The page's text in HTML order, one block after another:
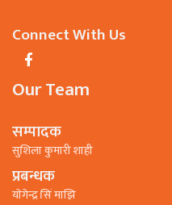
Connect With Us
Our Team
सम्पादक
सुशिला कुमारी शाही
प्रबन्धक
याेगेन्द्र सिं माझि